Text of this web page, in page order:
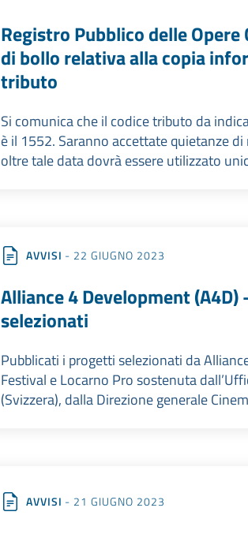
Registro Pubblico delle
di bollo relativa alla copia
tributo
Si comunica che il codice tributo da
è il 1552. Saranno accettate quietanze
oltre tale data dovrà essere utilizzato
AVVISI - 22 GIUGNO 2023
Alliance 4 Development
selezionati
Pubblicati i progetti selezionati da
Festival e Locarno Pro sostenuta
(Svizzera), dalla Direzione generale
AVVISI - 21 GIUGNO 2023